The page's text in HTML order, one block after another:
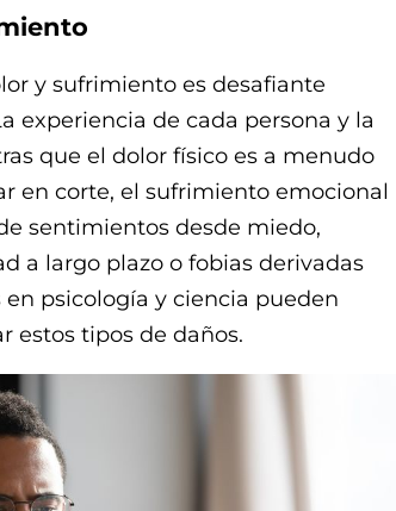
y sufrimiento es desafiante
experiencia de cada persona y la
que el dolor físico es a menudo
en corte, el sufrimiento emocional
sentimientos desde miedo,
a largo plazo o fobias derivadas
psicología y ciencia pueden
estos tipos de daños.